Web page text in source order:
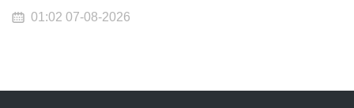
01:02 07-08-2026